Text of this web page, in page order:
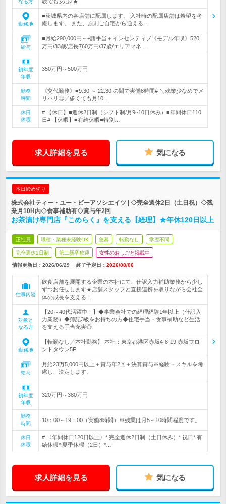
なる方
勤務地
■茨城県内の各店舗に配属します。 入社時の配属店舗は希望を考
慮します。 また、原則ご自宅から通える…
給与
■月給290,000円～+諸手当＋インセンティブ《モデル年収》520
万円/33歳/店長760万円/37歳/エリアマネ…
初年度
年収
350万円～500万円
勤務
時間
《交代勤務》■9:30 ～ 22:30 の間で実働8時間# ＼残業少なめでメ
リハリ◎／多くても月10…
休日
休暇
# 【休日】■週休2日制（シフト制/月9~10日休み）■年間休日110
日# 【休暇】■有給休暇■特別…
求人詳細を見る 気になる
本日締め切り
株式会社ティー・ユー・ビーアソシエイツ | ◇完全週休2日（土日祝）◇残
業月10H内◇食事補助有◇賞与年2回
お茶漬け専門店『こめらく』を支える【経理】★年休120日以上
正社員 職種・業種未経験OK 急募 転勤なし 学歴不問
完全週休2日制 第二新卒歓迎 女性のおしごと掲載中
情報更新日：2026/06/29 終了予定日： 2026/08/06
仕事内容
飲食店舗を展開する企業の本社にて、仕訳入力補助業務から少し
ずつお任せします★店舗スタッフと直接連携を取りながら会社全
体の成長を支える！
対象と
なる方
【20～40代活躍中！】◆事業会社での経理経験1年以上（仕訳入
力業務）◆簿記3級をお持ちの方◆住宅手当・食事補助など生活
を支える手当充実◎
勤務地
【転勤なし／本社勤務】 本社：東京都港区赤坂4-8-19 赤坂フロ
ントタウン5F
給与
月給23万5,000円以上＋賞与年2回＋決算賞与※経験・スキルを考
慮し、決定します。
初年度
年収
320万円～380万円
勤務
時間
10：00～19：00（実働8時間）※残業は月5～10時間程度です。
休日
休暇
# 〈年間休日120日以上〉* 完全週休2日制（土日休み）* 祝日* 有
給休暇* 夏季休暇（2日）*…
求人詳細を見る 気になる